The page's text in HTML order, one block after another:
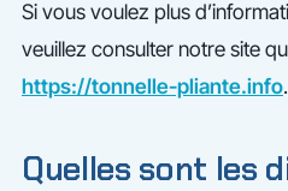
Si vous voulez plus
veuillez consulter notre site
https://tonnelle-pliante.info.
Quelles sont les